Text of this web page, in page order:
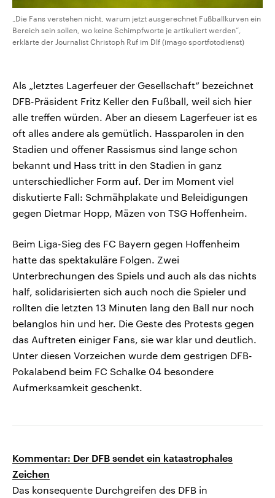
„Die Fans verstehen nicht, warum jetzt ausgerechnet Fußballkurven ein
Bereich sein sollen, wo keine Schimpfworte je artikuliert werden“,
erklärte der Journalist Christoph Ruf im Dlf (imago sportfotodienst)
Als „letztes Lagerfeuer der Gesellschaft“ bezeichnet
DFB-Präsident Fritz Keller den Fußball, weil sich hier
alle treffen würden. Aber an diesem Lagerfeuer ist es
oft alles andere als gemütlich. Hassparolen in den
Stadien und offener Rassismus sind lange schon
bekannt und Hass tritt in den Stadien in ganz
unterschiedlicher Form auf. Der im Moment viel
diskutierte Fall: Schmähplakate und Beleidigungen
gegen Dietmar Hopp, Mäzen von TSG Hoffenheim.
Beim Liga-Sieg des FC Bayern gegen Hoffenheim
hatte das spektakuläre Folgen. Zwei
Unterbrechungen des Spiels und auch als das nichts
half, solidarisierten sich auch noch die Spieler und
rollten die letzten 13 Minuten lang den Ball nur noch
belanglos hin und her. Die Geste des Protests gegen
das Auftreten einiger Fans, sie war klar und deutlich.
Unter diesen Vorzeichen wurde dem gestrigen DFB-
Pokalabend beim FC Schalke 04 besondere
Aufmerksamkeit geschenkt.
Kommentar: Der DFB sendet ein katastrophales
Zeichen
Das konsequente Durchgreifen des DFB in